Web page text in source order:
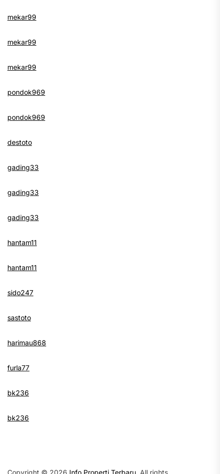
mekar99
mekar99
mekar99
pondok969
pondok969
destoto
gading33
gading33
gading33
hantam11
hantam11
sido247
sastoto
harimau868
furla77
bk236
bk236
Copyright © 2026 Info Properti Terbaru. All rights